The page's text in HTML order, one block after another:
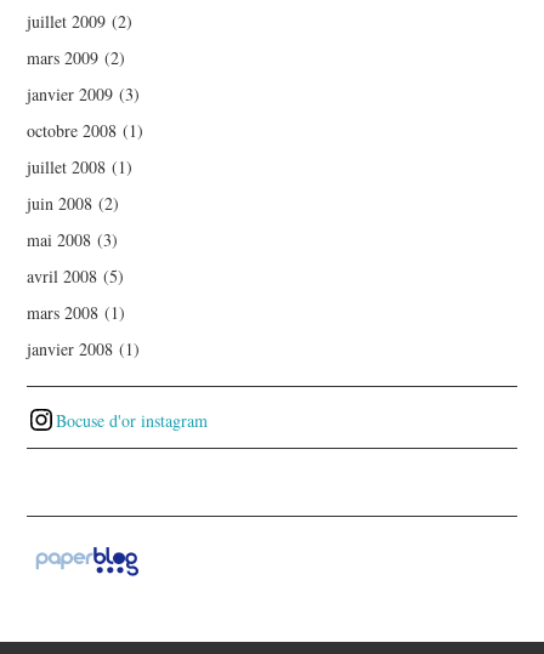
juillet 2009 (2)
mars 2009 (2)
janvier 2009 (3)
octobre 2008 (1)
juillet 2008 (1)
juin 2008 (2)
mai 2008 (3)
avril 2008 (5)
mars 2008 (1)
janvier 2008 (1)
Bocuse d'or instagram